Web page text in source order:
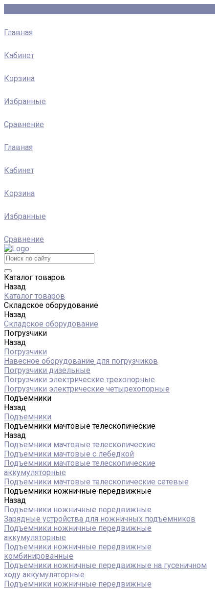
Главная
Кабинет
Корзина
Избранные
Сравнение
Главная
Кабинет
Корзина
Избранные
Сравнение
Каталог товаров
Назад
Каталог товаров
Складское оборудование
Назад
Складское оборудование
Погрузчики
Назад
Погрузчики
Навесное оборудование для погрузчиков
Погрузчики дизельные
Погрузчики электрические трехопорные
Погрузчики электрические четырехопорные
Подъемники
Назад
Подъемники
Подъемники мачтовые телескопические
Назад
Подъемники мачтовые телескопические
Подъемники мачтовые с лебедкой
Подъемники мачтовые телескопические
аккумуляторные
Подъемники мачтовые телескопические сетевые
Подъемники ножничные передвижные
Назад
Подъемники ножничные передвижные
Зарядные устройства для ножничных подъёмников
Подъемники ножничные передвижные
аккумуляторные
Подъемники ножничные передвижные
комбинированные
Подъемники ножничные передвижные на гусеничном
ходу аккумуляторные
Подъемники ножничные передвижные